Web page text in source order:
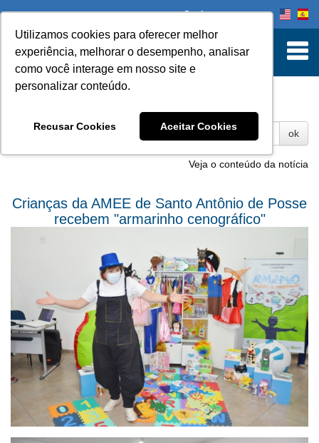
Utilizamos cookies para oferecer melhor
experiência, melhorar o desempenho, analisar
como você interage em nosso site e
personalizar conteúdo.
Recusar Cookies Aceitar Cookies
Onde comprar
ok
Crianças da AMEE de Santo Antônio de Posse
recebem "armarinho cenográfico"
Veja o conteúdo da notícia